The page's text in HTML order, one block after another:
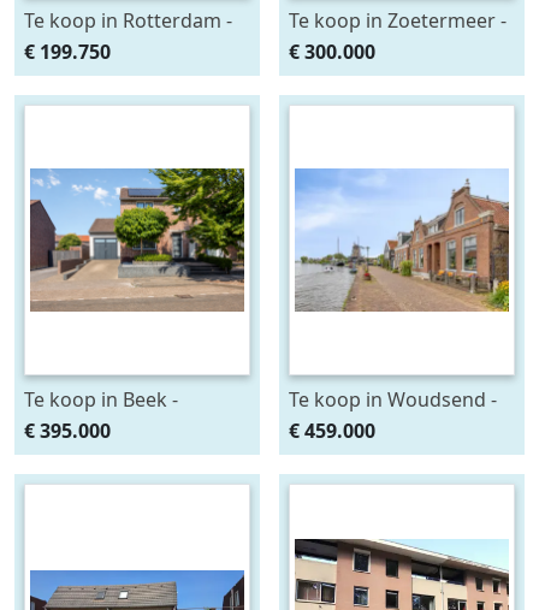
Te koop in Rotterdam -
Dordtselaan 30 B
€ 199.750
Te koop in Zoetermeer -
Wingerdpark 100
€ 300.000
Te koop in Beek -
Luciastraat 54
€ 395.000
Te koop in Woudsend -
Iewâl 28
€ 459.000